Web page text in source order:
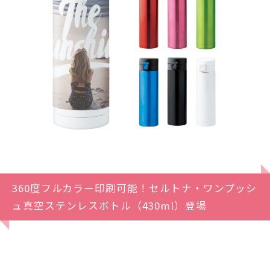
360度フルカラー印刷可能！セルトナ・ワンプッシ
ュ真空ステンレスボトル（430ml）登場